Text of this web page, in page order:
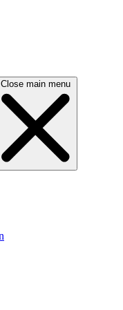
Close main menu